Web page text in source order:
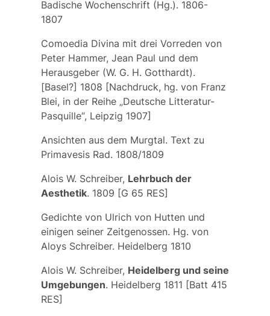
Badische Wochenschrift (Hg.). 1806-
1807
Comoedia Divina mit drei Vorreden von
Peter Hammer, Jean Paul und dem
Herausgeber (W. G. H. Gotthardt).
[Basel?] 1808 [Nachdruck, hg. von Franz
Blei, in der Reihe „Deutsche Litteratur-
Pasquille“, Leipzig 1907]
Ansichten aus dem Murgtal. Text zu
Primavesis Rad. 1808/1809
Alois W. Schreiber, Lehrbuch der
Aesthetik. 1809 [G 65 RES]
Gedichte von Ulrich von Hutten und
einigen seiner Zeitgenossen. Hg. von
Aloys Schreiber. Heidelberg 1810
Alois W. Schreiber, Heidelberg und seine
Umgebungen. Heidelberg 1811 [Batt 415
RES]